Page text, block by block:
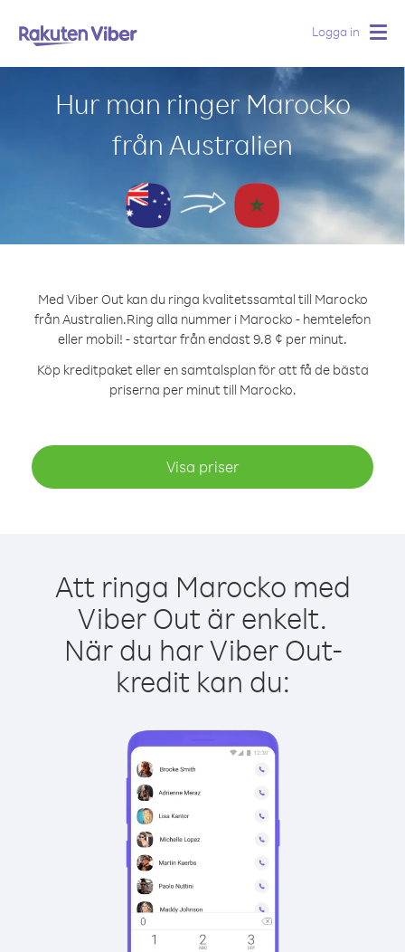
Logga in
Hur man ringer Marocko
från Australien
Med Viber Out kan du ringa kvalitetssamtal till Marocko
från Australien.Ring alla nummer i Marocko - hemtelefon
eller mobil! - startar från endast 9.8 ¢ per minut.
Köp kreditpaket eller en samtalsplan för att få de bästa
priserna per minut till Marocko.
Visa priser
Att ringa Marocko med
Viber Out är enkelt.
När du har Viber Out-
kredit kan du: